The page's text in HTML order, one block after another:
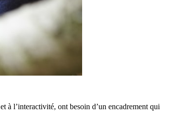
à l’interactivité, ont besoin d’un encadrement qui